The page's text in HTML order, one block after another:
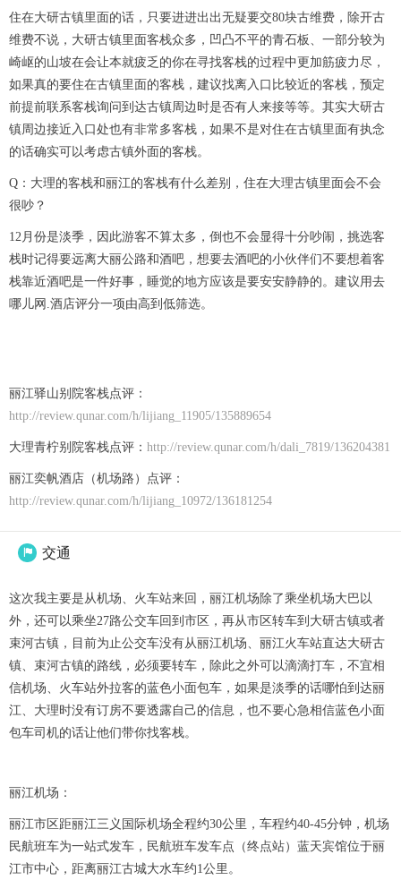
住在大研古镇里面的话，只要进进出出无疑要交80块古维费，除开古
维费不说，大研古镇里面客栈众多，凹凸不平的青石板、一部分较为
崎岖的山坡在会让本就疲乏的你在寻找客栈的过程中更加筋疲力尽，
如果真的要住在古镇里面的客栈，建议找离入口比较近的客栈，预定
前提前联系客栈询问到达古镇周边时是否有人来接等等。其实大研古
镇周边接近入口处也有非常多客栈，如果不是对住在古镇里面有执念
的话确实可以考虑古镇外面的客栈。
Q：大理的客栈和丽江的客栈有什么差别，住在大理古镇里面会不会
很吵？
12月份是淡季，因此游客不算太多，倒也不会显得十分吵闹，挑选客
栈时记得要远离大丽公路和酒吧，想要去酒吧的小伙伴们不要想着客
栈靠近酒吧是一件好事，睡觉的地方应该是要安安静静的。建议用去
哪儿网.酒店评分一项由高到低筛选。
丽江驿山别院客栈点评：
http://review.qunar.com/h/lijiang_11905/135889654
大理青柠别院客栈点评： http://review.qunar.com/h/dali_7819/136204381
丽江奕帆酒店（机场路）点评：
http://review.qunar.com/h/lijiang_10972/136181254
 交通
这次我主要是从机场、火车站来回，丽江机场除了乘坐机场大巴以
外，还可以乘坐27路公交车回到市区，再从市区转车到大研古镇或者
束河古镇，目前为止公交车没有从丽江机场、丽江火车站直达大研古
镇、束河古镇的路线，必须要转车，除此之外可以滴滴打车，不宜相
信机场、火车站外拉客的蓝色小面包车，如果是淡季的话哪怕到达丽
江、大理时没有订房不要透露自己的信息，也不要心急相信蓝色小面
包车司机的话让他们带你找客栈。
丽江机场：
丽江市区距丽江三义国际机场全程约30公里，车程约40-45分钟，机场
民航班车为一站式发车，民航班车发车点（终点站）蓝天宾馆位于丽
江市中心，距离丽江古城大水车约1公里。